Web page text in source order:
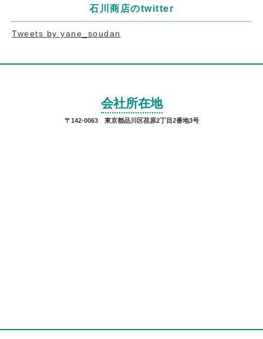
石川商店のtwitter
Tweets by yane_soudan
会社所在地
〒142-0063 東京都品川区荏原2丁目2番地3号